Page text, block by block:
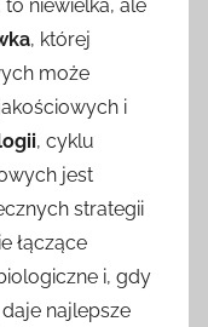
to niewielka, ale
, której
może
i
, cyklu
jest
strategii
łączące
i, gdy
najlepsze